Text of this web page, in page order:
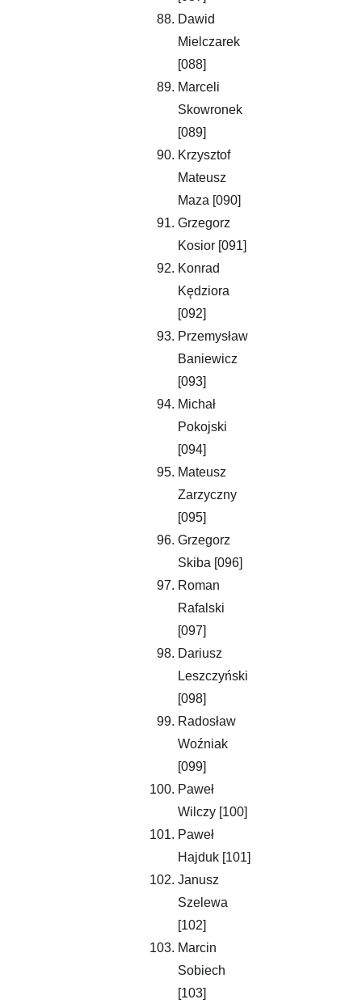
Dawid
Mielczarek
[088]
Marceli
Skowronek
[089]
Krzysztof
Mateusz
Maza [090]
Grzegorz
Kosior [091]
Konrad
Kędziora
[092]
Przemysław
Baniewicz
[093]
Michał
Pokojski
[094]
Mateusz
Zarzyczny
[095]
Grzegorz
Skiba [096]
Roman
Rafalski
[097]
Dariusz
Leszczyński
[098]
Radosław
Woźniak
[099]
Paweł
Wilczy [100]
Paweł
Hajduk [101]
Janusz
Szelewa
[102]
Marcin
Sobiech
[103]